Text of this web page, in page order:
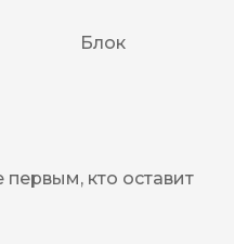
Блок
кто оставит